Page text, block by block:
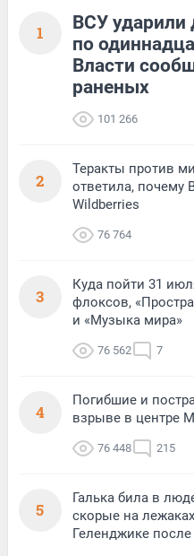
1
ВСУ ударили
по
Власти
раненых
101 266
2
Теракты против
ответила, почему
Wildberries
76 764
3
Куда пойти 31
флоксов,
и «Музыка мира»
76 562 7
4
Погибшие и
взрыве в центре
76 448 215
5
Галька била в
скорые на
Геленджике